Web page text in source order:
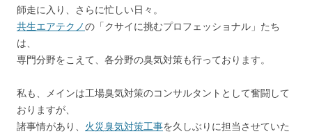
師走に入り、さらに忙しい日々。
共生エアテクノの「クサイに挑むプロフェッショナル」たち
は、
専門分野をこえて、各分野の臭気対策も行っております。
私も、メインは工場臭気対策のコンサルタントとして奮闘して
おりますが、
諸事情があり、 火災臭気対策工事を久しぶりに担当させていた